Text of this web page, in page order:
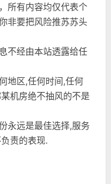
所有内容均仅代表个
非要把风险推苏苏头
不经由本站透露给任
地区,任何时间,任何
机房绝不抽风的不是
永远是最佳选择,服务
责的表现.